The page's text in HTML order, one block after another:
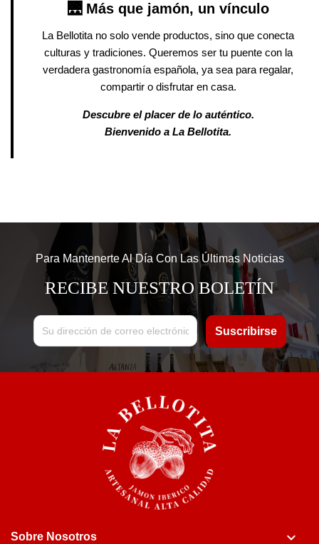
🌉 Más que jamón, un vínculo
La Bellotita no solo vende productos, sino que conecta
culturas y tradiciones. Queremos ser tu puente con la
verdadera gastronomía española, ya sea para regalar,
compartir o disfrutar en casa.
Descubre el placer de lo auténtico.
Bienvenido a La Bellotita.
Para Mantenerte Al Día Con Las Últimas Noticias
RECIBE NUESTRO BOLETÍN
Sobre Nosotros 